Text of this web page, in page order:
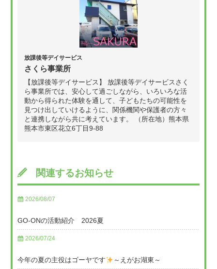
放課後等デイサービス
さくら事業所
【放課後等デイサービス】 放課後等デイサービスさく
ら事業所では、安心して過ごしながら、いろいろな活
動から得られた体験を通して、子どもたちの可能性を
見つけ出していけるように、関係機関や保護者の方々
と連携しながら共に考えています。 （所在地）熊本県
熊本市東区花立6丁目9-88
関連するお知らせ
2026/08/07
GO-ONの活動紹介 2026夏
2026/07/24
今年の夏の主役はゴーヤです ～えがお湖東～